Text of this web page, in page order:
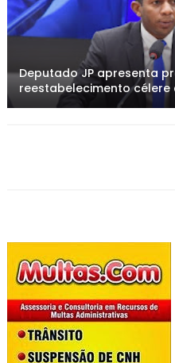
Deputado JP apresenta
reestabelecimento célere